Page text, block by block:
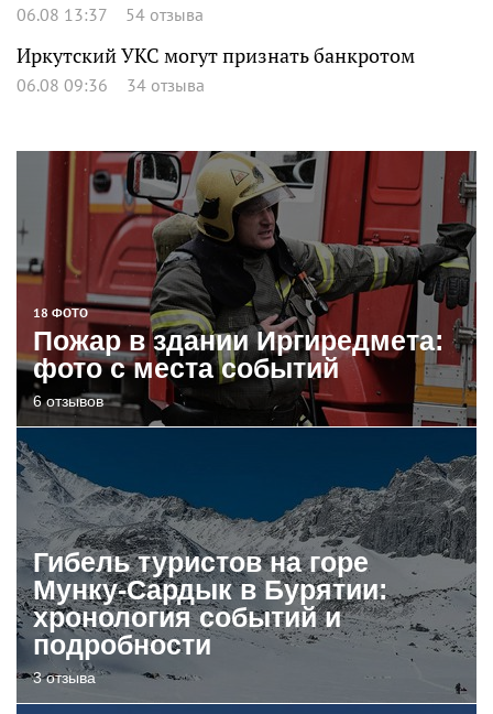
06.08 13:37 54 отзыва
Иркутский УКС могут признать банкротом
06.08 09:36 34 отзыва
18 ФОТО
Пожар в здании Иргиредмета:
фото с места событий
6 отзывов
Гибель туристов на горе
Мунку-Сардык в Бурятии:
хронология событий и
подробности
3 отзыва